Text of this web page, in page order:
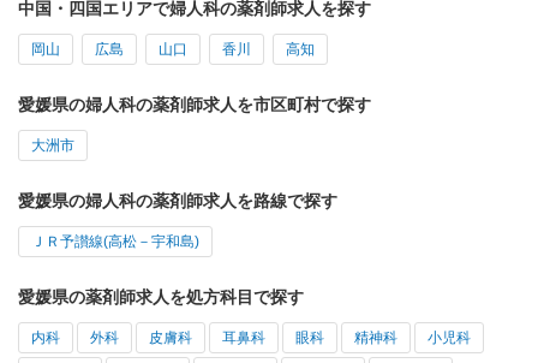
中国・四国エリアで婦人科の薬剤師求人を探す
岡山 広島 山口 香川 高知
愛媛県の婦人科の薬剤師求人を市区町村で探す
大洲市
愛媛県の婦人科の薬剤師求人を路線で探す
ＪＲ予讃線(高松－宇和島)
愛媛県の薬剤師求人を処方科目で探す
内科 外科 皮膚科 耳鼻科 眼科 精神科 小児科